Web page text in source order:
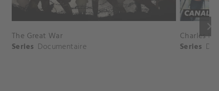
keyboard_arrow_right
The Great War
Series Documentaire
Charles
Series